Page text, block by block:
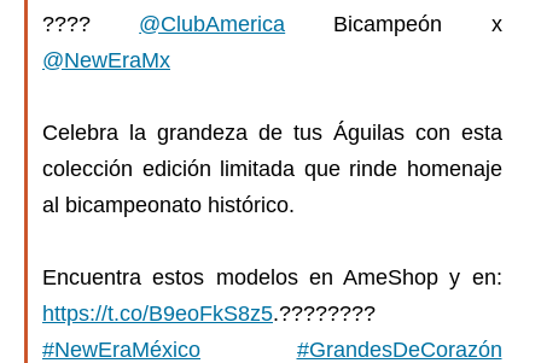
???? @ClubAmerica Bicampeón x
@NewEraMx
Celebra la grandeza de tus Águilas con esta
colección edición limitada que rinde homenaje
al bicampeonato histórico.
Encuentra estos modelos en AmeShop y en:
https://t.co/B9eoFkS8z5.????????
#NewEraMéxico
#GrandesDeCorazón